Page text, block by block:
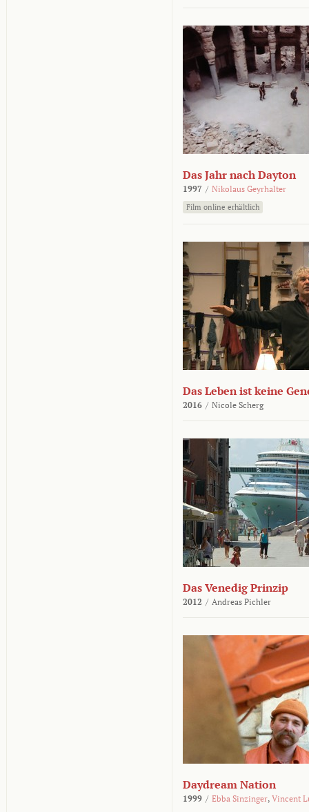
Das Jahr nach Dayton
1997 / Nikolaus Geyrhalter
Film online erhältlich
Das Leben ist keine
2016 / Nicole Scherg
Das Venedig Prinzip
2012 / Andreas Pichler
Daydream Nation
1999 / Ebba Sinzinger, Vincent